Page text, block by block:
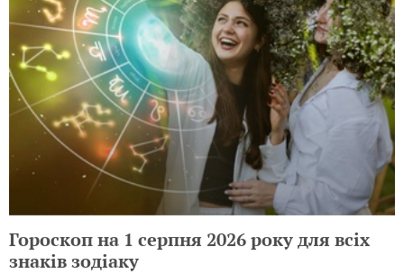
Гороскоп на 1 серпня 2026 року для всіх
знаків зодіаку